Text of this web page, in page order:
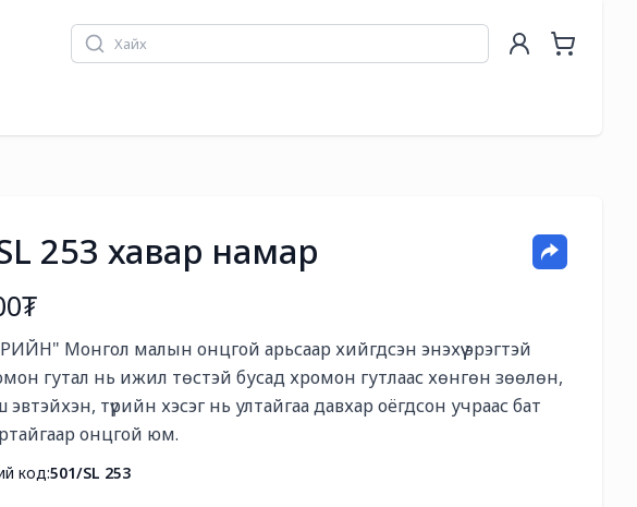
253 хавар намар
Монгол малын онцгой арьсаар хийгдсэн энэхүү эрэгтэй
гутал нь ижил төстэй бусад хромон гутлаас хөнгөн зөөлөн,
түрийн хэсэг нь ултайгаа давхар оёгдсон учраас бат
онцгой юм.
код:501/SL 253